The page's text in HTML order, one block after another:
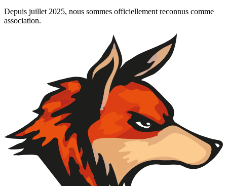
Depuis juillet 2025, nous sommes officiellement reconnus comme
association.